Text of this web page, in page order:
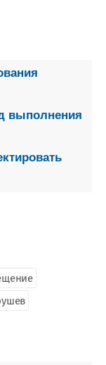
выполнения